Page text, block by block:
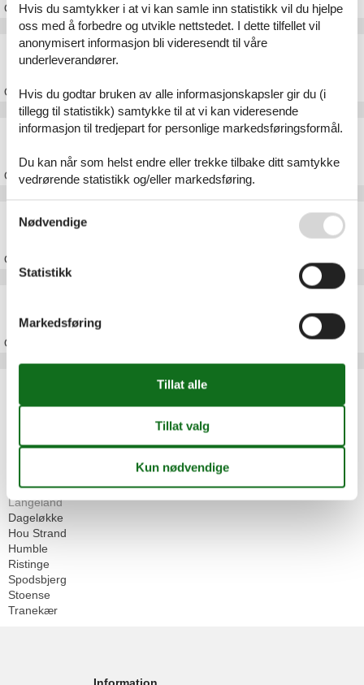
OmStoense
Feriehus Hou Strand
OmHou Strand
Feriehus Ristinge
OmRistinge
Om
Om
Alle
Geografiske områder
Danmark
Langeland
Dageløkke
Hou Strand
Humble
Ristinge
Spodsbjerg
Stoense
Tranekær
Hvis du samtykker i at vi kan samle inn statistikk vil du hjelpe
oss med å forbedre og utvikle nettstedet. I dette tilfellet vil
anonymisert informasjon bli videresendt til våre
underleverandører.
Hvis du godtar bruken av alle informasjonskapsler gir du (i
tillegg til statistikk) samtykke til at vi kan videresende
informasjon til tredjepart for personlige markedsføringsformål.
Du kan når som helst endre eller trekke tilbake ditt samtykke
vedrørende statistikk og/eller markedsføring.
Nødvendige
Statistikk
Markedsføring